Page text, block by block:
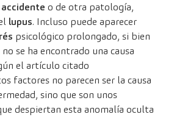
accidente o de otra patología,
lupus. Incluso puede aparecer
psicológico prolongado, si bien
se ha encontrado una causa
el artículo citado
factores no parecen ser la causa
sino que son unos
despiertan esta anomalía oculta